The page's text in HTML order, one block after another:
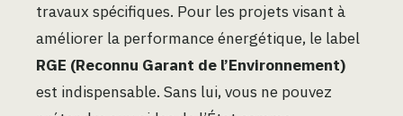
travaux spécifiques. Pour les projets visant à
améliorer la performance énergétique, le label
RGE (Reconnu Garant de l’Environnement)
est indispensable. Sans lui, vous ne pouvez